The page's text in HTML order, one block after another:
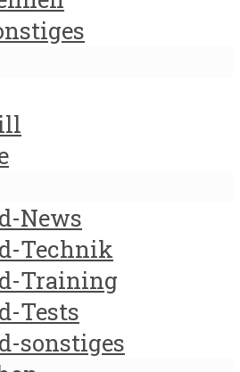
News
Technik
Training
Tests
sonstiges